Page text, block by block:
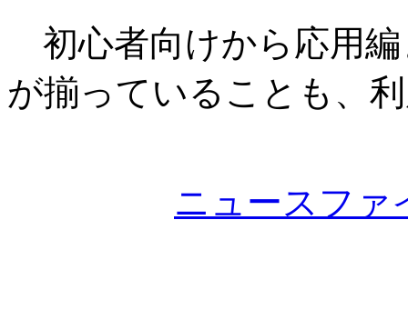
初心者向けから応用
が揃っていることも、
ニュースファ